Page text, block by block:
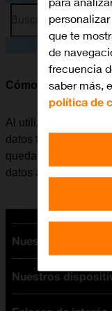
Busca por
Cómo borrar datos
Al utilizar apps en el
datos temporalmente
quedando sin
datos ayuda a liberar
Nuestras tarifas
Tarifas Orange
Tarifas fibra y móvil
Nuestros
que te
de
frecuencia
saber más,
política de